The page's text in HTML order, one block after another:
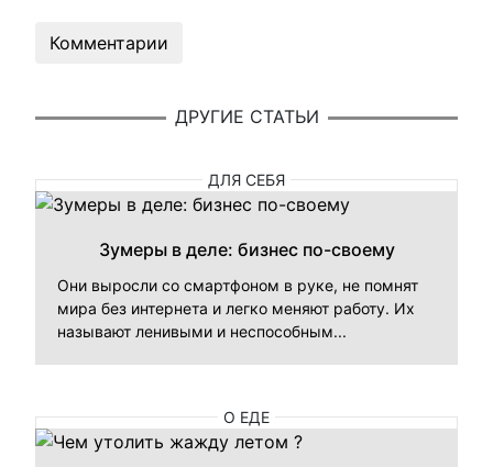
Комментарии
ДРУГИЕ СТАТЬИ
ДЛЯ СЕБЯ
Зумеры в деле: бизнес по-своему
Они выросли со смартфоном в руке, не помнят
мира без интернета и легко меняют работу. Их
называют ленивыми и неспособным...
О ЕДЕ